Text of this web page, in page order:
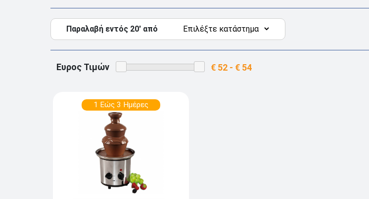
Παραλαβή εντός 20' από
Ευρος Τιμών
1 Εώς 3 Ημέρες